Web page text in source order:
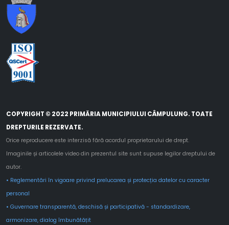
COPYRIGHT © 2022 PRIMĂRIA MUNICIPIULUI CÂMPULUNG. TOATE
DREPTURILE REZERVATE.
Orice reproducere este interzisă fără acordul proprietarului de drept.
Imaginile și articolele video din prezentul site sunt supuse legilor dreptului de
autor.
• Reglementări în vigoare privind prelucarea și protecția datelor cu caracter
personal
• Guvernare transparentă, deschisă și participativă - standardizare,
armonizare, dialog îmbunătățit